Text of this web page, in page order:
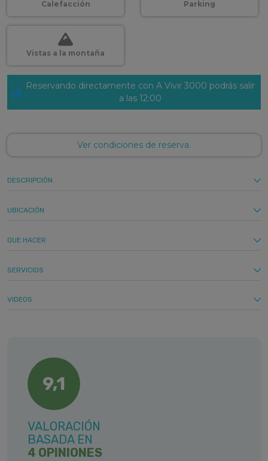
Calefacción Parking
Vistas a la montaña
Reservando directamente con A Vivir 3000 podrás salir
a las 12:00
Ver condiciones de reserva.
DESCRIPCIÓN
UBICACIÓN
QUE HACER
SERVICIOS
VIDEOS
9,1
VALORACIÓN
BASADA EN
4 OPINIONES